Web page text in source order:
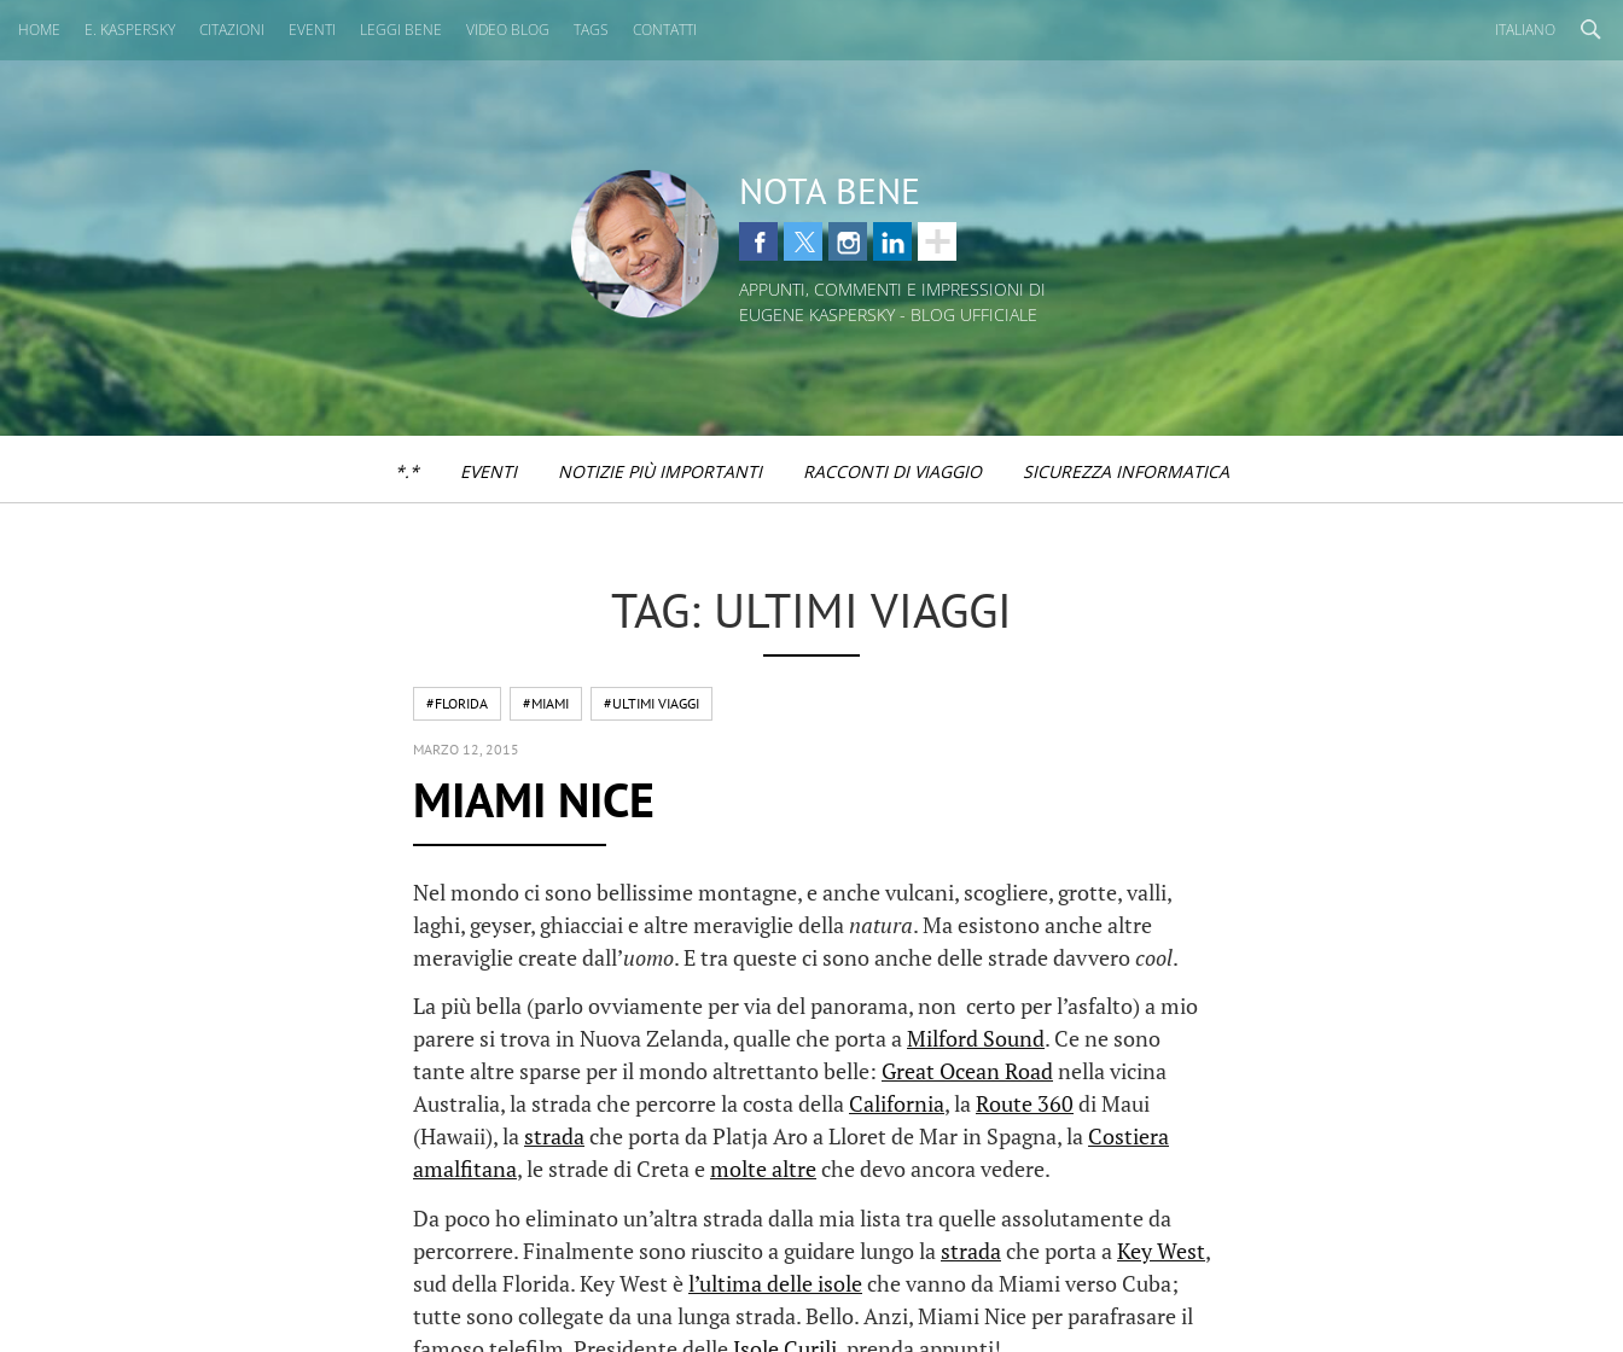
HOME E. KASPERSKY CITAZIONI EVENTI LEGGI BENE VIDEO BLOG TAGS CONTATTI ITALIANO
NOTA BENE
APPUNTI, COMMENTI E IMPRESSIONI DI
EUGENE KASPERSKY - BLOG UFFICIALE
*.* EVENTI NOTIZIE PIÙ IMPORTANTI RACCONTI DI VIAGGIO SICUREZZA INFORMATICA
TAG: ULTIMI VIAGGI
#FLORIDA #MIAMI #ULTIMI VIAGGI
MARZO 12, 2015
MIAMI NICE
Nel mondo ci sono bellissime montagne, e anche vulcani, scogliere, grotte, valli,
laghi, geyser, ghiacciai e altre meraviglie dellanatura. Ma esistono anche altre
meraviglie create dall’uomo. E tra queste ci sono anche delle strade davverocool.
La più bella (parlo ovviamente per via del panorama, non certo per l’asfalto) a mio
parere si trova in Nuova Zelanda, qualle che porta aMilford Sound. Ce ne sono
tante altre sparse per il mondo altrettanto belle: Great Ocean Roadnella vicina
Australia, la strada che percorre la costa della California, laRoute 360 di Maui
(Hawaii), la stradache porta da Platja Aro a Lloret de Mar in Spagna, la Costiera
amalfitana, le strade di Creta emolte altreche devo ancora vedere.
Da poco ho eliminato un’altra strada dalla mia lista tra quelle assolutamente da
percorrere. Finalmente sono riuscito a guidare lungo la stradache porta aKey West,
sud della Florida. Key West èl’ultima delle isoleche vanno da Miami verso Cuba;
tutte sono collegate da una lunga strada. Bello. Anzi, Miami Nice per parafrasare il